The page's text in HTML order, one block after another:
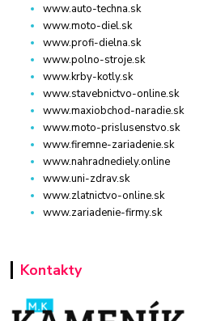
www.auto-techna.sk
www.moto-diel.sk
www.profi-dielna.sk
www.polno-stroje.sk
www.krby-kotly.sk
www.stavebnictvo-online.sk
www.maxiobchod-naradie.sk
www.moto-prislusenstvo.sk
www.firemne-zariadenie.sk
www.nahradnediely.online
www.uni-zdrav.sk
www.zlatnictvo-online.sk
www.zariadenie-firmy.sk
Kontakty